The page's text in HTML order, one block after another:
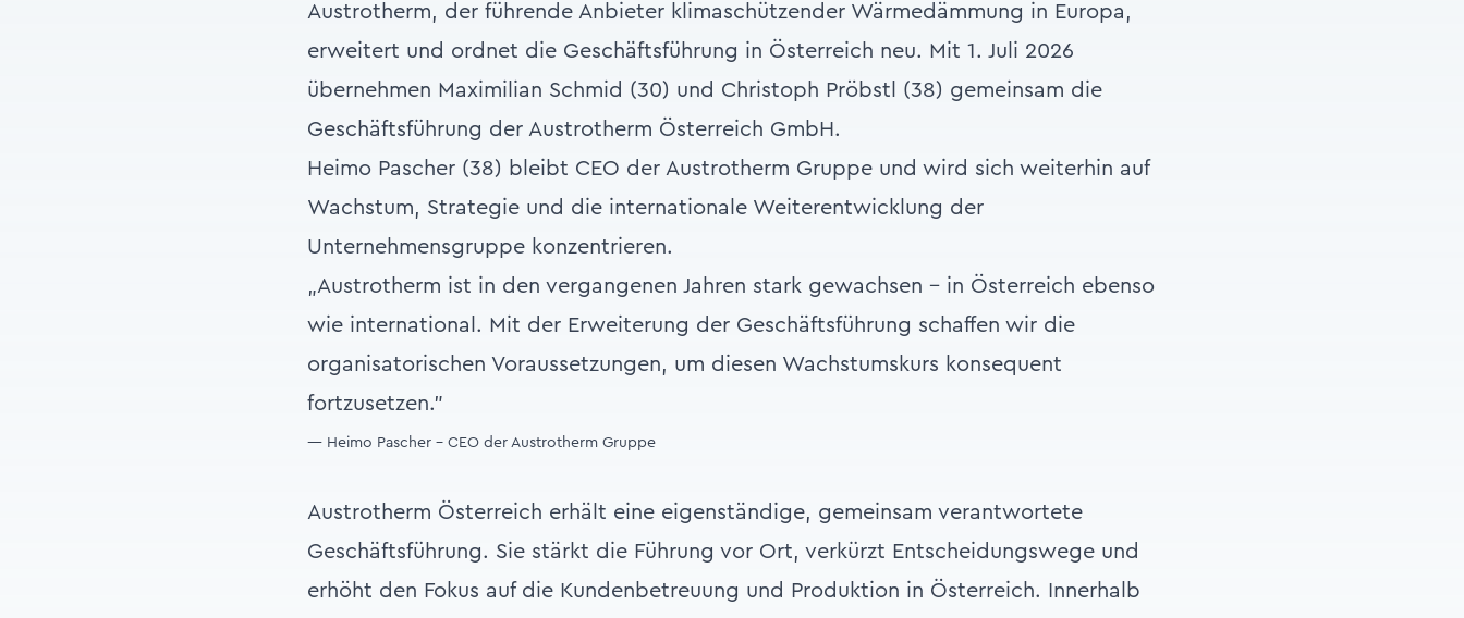
Austrotherm, der führende Anbieter klimaschützender Wärmedämmung in Europa,
erweitert und ordnet die Geschäftsführung in Österreich neu. Mit 1. Juli 2026
übernehmen Maximilian Schmid (30) und Christoph Pröbstl (38) gemeinsam die
Geschäftsführung der Austrotherm Österreich GmbH.
Heimo Pascher (38) bleibt CEO der Austrotherm Gruppe und wird sich weiterhin auf
Wachstum, Strategie und die internationale Weiterentwicklung der
Unternehmensgruppe konzentrieren.
„Austrotherm ist in den vergangenen Jahren stark gewachsen – in Österreich ebenso
wie international. Mit der Erweiterung der Geschäftsführung schaffen wir die
organisatorischen Voraussetzungen, um diesen Wachstumskurs konsequent
fortzusetzen."
— Heimo Pascher - CEO der Austrotherm Gruppe
Austrotherm Österreich erhält eine eigenständige, gemeinsam verantwortete
Geschäftsführung. Sie stärkt die Führung vor Ort, verkürzt Entscheidungswege und
erhöht den Fokus auf die Kundenbetreuung und Produktion in Österreich. Innerhalb